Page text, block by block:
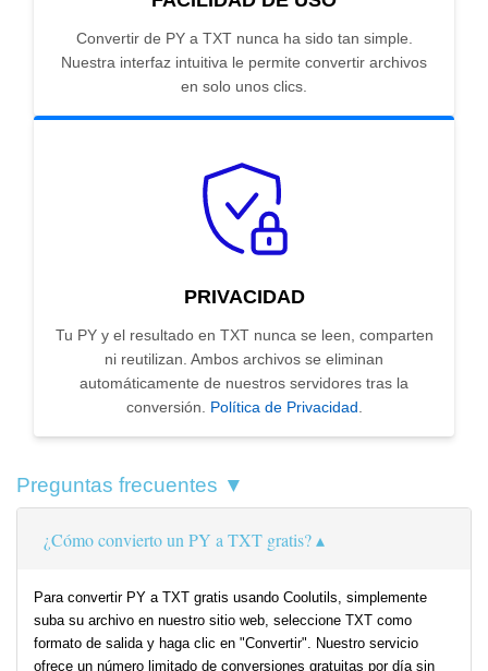
Convertir de PY a TXT nunca ha sido tan simple.
Nuestra interfaz intuitiva le permite convertir archivos
en solo unos clics.
PRIVACIDAD
Tu PY y el resultado en TXT nunca se leen, comparten
ni reutilizan. Ambos archivos se eliminan
automáticamente de nuestros servidores tras la
conversión. Política de Privacidad
Preguntas frecuentes ▼
¿Cómo convierto un PY a TXT gratis?
Para convertir PY a TXT gratis usando Coolutils, simplemente
suba su archivo en nuestro sitio web, seleccione TXT como
formato de salida y haga clic en "Convertir". Nuestro servicio
ofrece un número limitado de conversiones gratuitas por día sin